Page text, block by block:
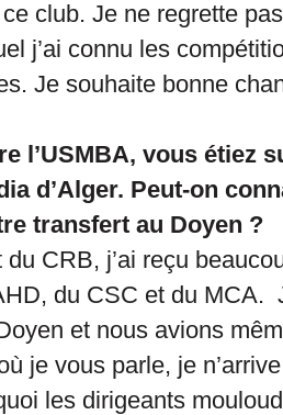
club. Je ne regrette
j’ai connu les
Je souhaite bonne
l’USMBA, vous étiez
d’Alger. Peut-on
transfert au Doyen ?
CRB, j’ai reçu
du CSC et du MCA.
et nous avions
je vous parle, je
les dirigeants